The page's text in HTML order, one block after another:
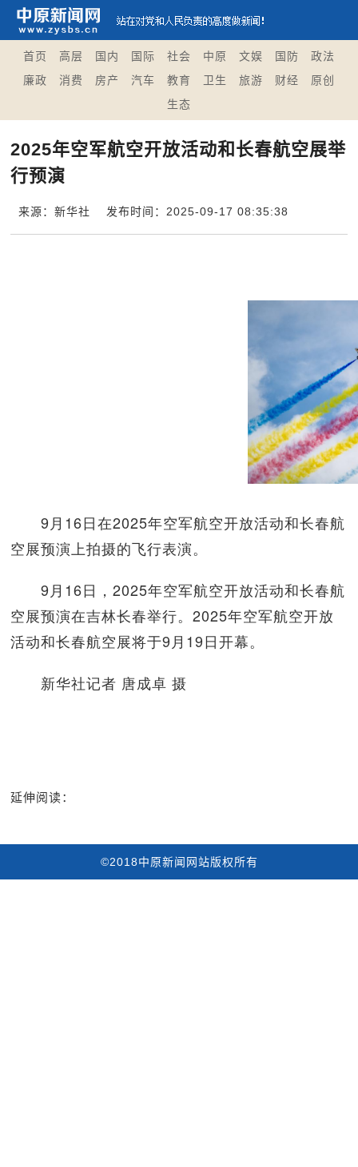
首页 高层 国内 国际 社会 中原 文娱 国防
政法
廉政
消费 房产 汽车 教育 卫生 旅游 财经
原创
生态
2025年空军航空开放活动和长春航空展举
行预演
来源：新华社 发布时间：2025-09-17 08:35:38
9月16日在2025年空军航空开放活动和长春航
空展预演上拍摄的飞行表演。
9月16日，2025年空军航空开放活动和长春航
空展预演在吉林长春举行。2025年空军航空开放
活动和长春航空展将于9月19日开幕。
新华社记者 唐成卓 摄
延伸阅读：
©2018中原新闻网站版权所有